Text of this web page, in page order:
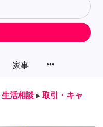
家事 more_horiz
生活相談 ▸ 取引・キャ